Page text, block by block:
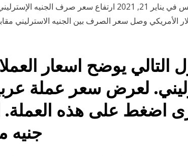
كريستوفر لويس في يناير 21, 2021 ارتفاع سعر صرف
الأمريكي وصل سعر الصرف بين الجنيه الاسترليني
التالي يوضح اسعار
لعرض سعر عملة